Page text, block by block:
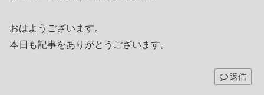
おはようございます。
本日も記事をありがとうございます。
返信